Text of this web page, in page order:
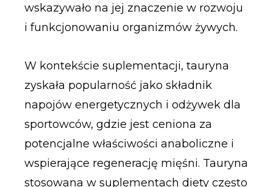
wskazywało na jej znaczenie w rozwoju
i funkcjonowaniu organizmów żywych.
W kontekście suplementacji, tauryna
zyskała popularność jako składnik
napojów energetycznych i odżywek dla
sportowców, gdzie jest ceniona za
potencjalne właściwości anaboliczne i
wspierające regenerację mięśni. Tauryna
stosowana w suplementach diety często